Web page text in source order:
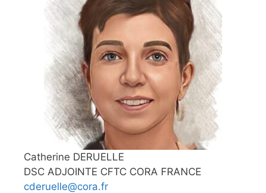
Catherine DERUELLE
DSC ADJOINTE CFTC CORA FRANCE
cderuelle@cora.fr